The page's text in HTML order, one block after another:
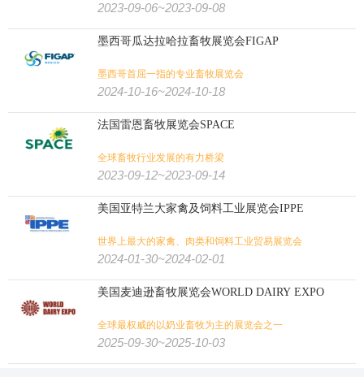
2023-09-06~2023-09-08
墨西哥瓜达拉哈拉畜牧展览会FIGAP
墨西哥首屈一指的专业畜牧展览会
2024-10-16~2024-10-18
法国雷恩畜牧展览会SPACE
全球畜牧行业发展的有力桥梁
2023-09-12~2023-09-14
美国亚特兰大家禽及饲料工业展览会IPPE
世界上最大的家禽、肉类和饲料工业贸易展览会
2024-01-30~2024-02-01
美国麦迪逊畜牧展览会WORLD DAIRY EXPO
全球最权威的以奶业畜牧为主的展览会之一
2025-09-30~2025-10-03